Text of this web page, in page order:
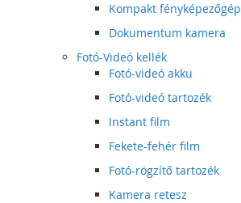
Kompakt fényképezőgép
Dokumentum kamera
Fotó-Videó kellék
Fotó-videó akku
Fotó-videó tartozék
Instant film
Fekete-fehér film
Fotó-rögzítő tartozék
Kamera retesz